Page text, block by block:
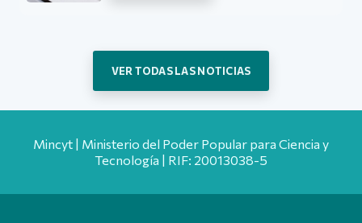
VER TODAS LAS NOTICIAS
Mincyt | Ministerio del Poder Popular para Ciencia y
Tecnología | RIF: 20013038-5